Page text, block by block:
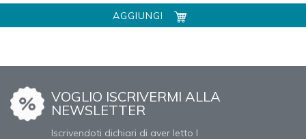
AGGIUNGI
VOGLIO ISCRIVERMI ALLA
NEWSLETTER
Iscrivendoti dichiari di aver letto l